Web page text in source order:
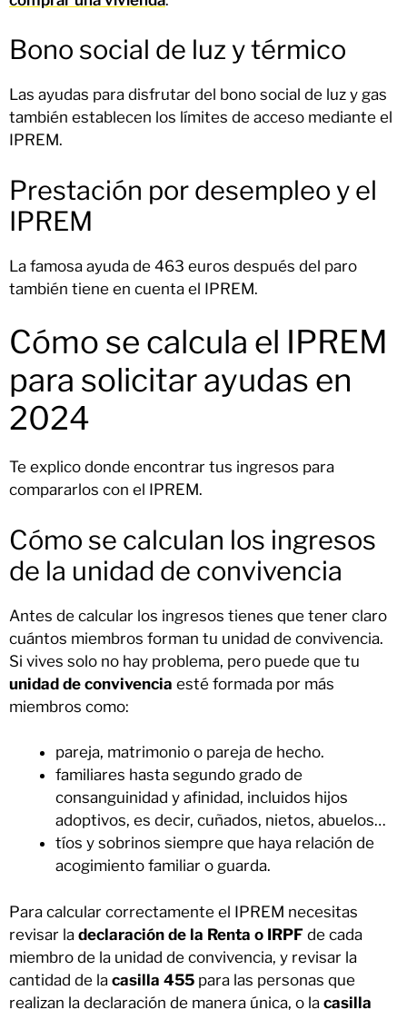
Bono social de luz y térmico
Las ayudas para disfrutar del bono social de luz y gas
también establecen los límites de acceso mediante el
IPREM.
Prestación por desempleo y el
IPREM
La famosa ayuda de 463 euros después del paro
también tiene en cuenta el IPREM.
Cómo se calcula el IPREM
para solicitar ayudas en
2024
Te explico donde encontrar tus ingresos para
compararlos con el IPREM.
Cómo se calculan los ingresos
de la unidad de convivencia
Antes de calcular los ingresos tienes que tener claro
cuántos miembros forman tu unidad de convivencia.
Si vives solo no hay problema, pero puede que tu
unidad de convivencia esté formada por más
miembros como:
pareja, matrimonio o pareja de hecho.
familiares hasta segundo grado de
consanguinidad y afinidad, incluidos hijos
adoptivos, es decir, cuñados, nietos, abuelos…
tíos y sobrinos siempre que haya relación de
acogimiento familiar o guarda.
Para calcular correctamente el IPREM necesitas
revisar la declaración de la Renta o IRPF de cada
miembro de la unidad de convivencia, y revisar la
cantidad de la casilla 455 para las personas que
realizan la declaración de manera única, o la casilla